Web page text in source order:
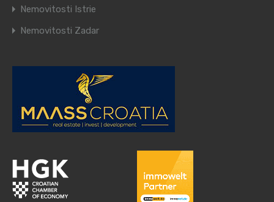
Nemovitosti Istrie
Nemovitosti Zadar